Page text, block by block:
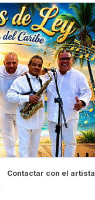
Contactar con el artista